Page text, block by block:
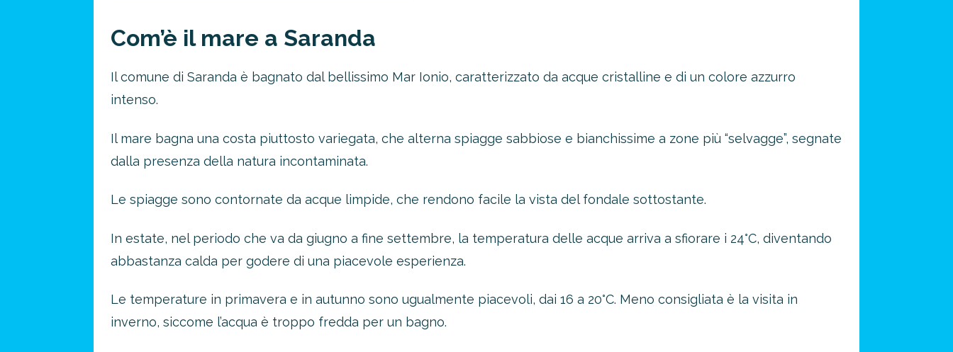
Com’è il mare a Saranda
Il comune di Saranda è bagnato dal bellissimo Mar Ionio, caratterizzato da acque cristalline e di un colore azzurro
intenso.
Il mare bagna una costa piuttosto variegata, che alterna spiagge sabbiose e bianchissime a zone più “selvagge”, segnate
dalla presenza della natura incontaminata.
Le spiagge sono contornate da acque limpide, che rendono facile la vista del fondale sottostante.
In estate, nel periodo che va da giugno a fine settembre, la temperatura delle acque arriva a sfiorare i 24°C, diventando
abbastanza calda per godere di una piacevole esperienza.
Le temperature in primavera e in autunno sono ugualmente piacevoli, dai 16 a 20°C. Meno consigliata è la visita in
inverno, siccome l’acqua è troppo fredda per un bagno.